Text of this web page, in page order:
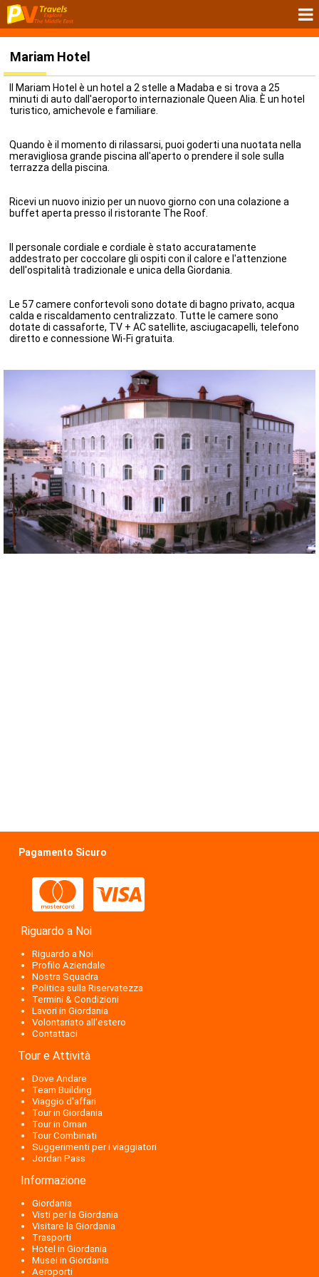
Mariam Hotel
Il Mariam Hotel è un hotel a 2 stelle a Madaba e si trova a 25
minuti di auto dall'aeroporto internazionale Queen Alia. È un hotel
turistico, amichevole e familiare.
Quando è il momento di rilassarsi, puoi goderti una nuotata nella
meravigliosa grande piscina all'aperto o prendere il sole sulla
terrazza della piscina.
Ricevi un nuovo inizio per un nuovo giorno con una colazione a
buffet aperta presso il ristorante The Roof.
Il personale cordiale e cordiale è stato accuratamente
addestrato per coccolare gli ospiti con il calore e l'attenzione
dell'ospitalità tradizionale e unica della Giordania.
Le 57 camere confortevoli sono dotate di bagno privato, acqua
calda e riscaldamento centralizzato. Tutte le camere sono
dotate di cassaforte, TV + AC satellite, asciugacapelli, telefono
diretto e connessione Wi-Fi gratuita.
Pagamento Sicuro
Riguardo a Noi
Riguardo a Noi
Profilo Aziendale
Nostra Squadra
Politica sulla Riservatezza
Termini & Condizioni
Lavori in Giordania
Volontariato all'estero
Contattaci
Tour e Attività
Dove Andare
Team Building
Viaggio d'affari
Tour in Giordania
Tour in Oman
Tour Combinati
Suggerimenti per i viaggiatori
Jordan Pass
Informazione
Giordania
Visti per la Giordania
Visitare la Giordania
Trasporti
Hotel in Giordania
Musei in Giordania
Aeroporti